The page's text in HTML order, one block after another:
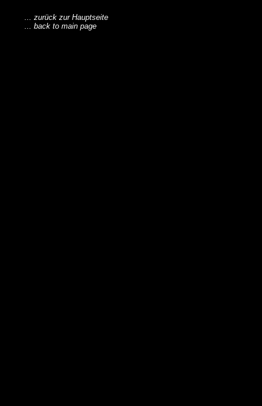
... zurück zur Hauptseite
... back to main page